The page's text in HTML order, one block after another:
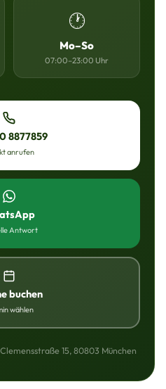
🕐
Mo–So
07:00–23:00 Uhr
8877859
anrufen
Antwort
buchen
wählen
15, 80803 München